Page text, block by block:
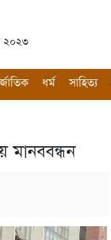
২০২৩
ধর্ম সাহিত্য
মানববন্ধন